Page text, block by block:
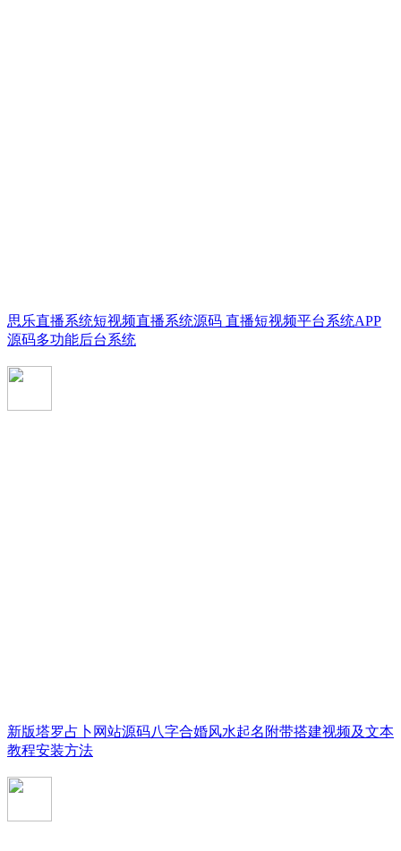
思乐直播系统短视频直播系统源码 直播短视频平台系统APP
源码多功能后台系统
新版塔罗占卜网站源码八字合婚风水起名附带搭建视频及文本
教程安装方法